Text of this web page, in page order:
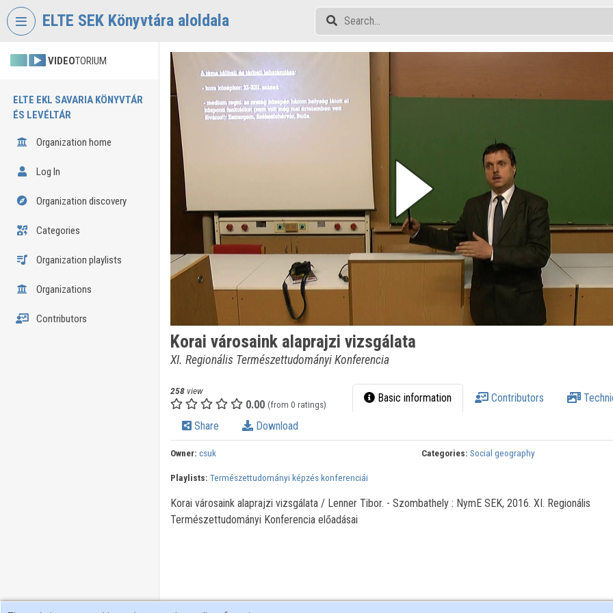
Skip header
ELTE SEK Könyvtára aloldala
VIDEOTORIUM
ELTE EKL SAVARIA KÖNYVTÁR
ÉS LEVÉLTÁR
Organization home
Log In
Organization discovery
Categories
Organization playlists
Organizations
Contributors
Korai városaink alaprajzi vizsgálata
XI. Regionális Természettudományi Konferencia
258view
0.00 (from 0 ratings) Basic information Contributors
Share Download
Owner: csuk Categories: Social geography
Playlists: Természettudományi képzés konferenciái
Korai városaink alaprajzi vizsgálata / Lenner Tibor. - Szombathely : NymE SEK, 2016. XI. Regionális
Természettudományi Konferencia előadásai